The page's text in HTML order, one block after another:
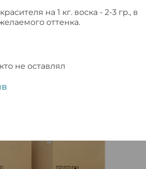
на 1 кг. воска - 2-3 гр., в
оттенка.
не оставлял